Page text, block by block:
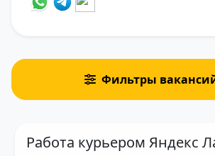
Фильтры
Работа курьером Яндекс